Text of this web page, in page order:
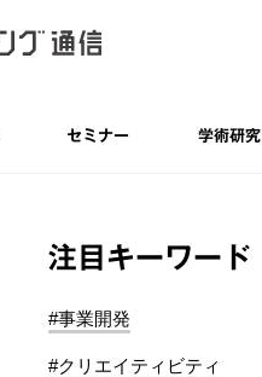
セミナー 学術研究
注目キーワード
#事業開発
#クリエイティビティ